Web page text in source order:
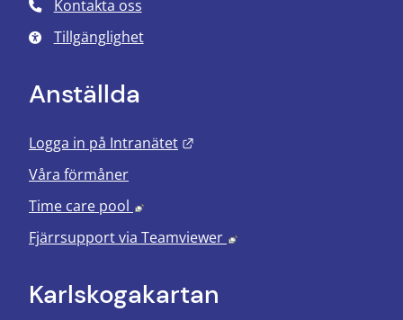
Kontakta oss
Tillgänglighet
Anställda
Logga in på Intranätet
Våra förmåner
Time care pool
Länk till annan webbplats, öppnas i
Fjärrsupport via Teamviewer Länk till annan
Karlskoga­kartan